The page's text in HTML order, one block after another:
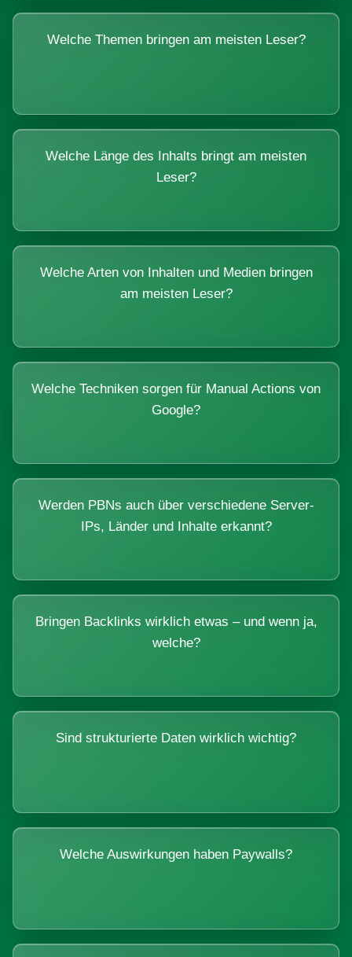
Welche Themen bringen am meisten Leser?
Welche Länge des Inhalts bringt am meisten
Leser?
Welche Arten von Inhalten und Medien bringen
am meisten Leser?
Welche Techniken sorgen für Manual Actions von
Google?
Werden PBNs auch über verschiedene Server-
IPs, Länder und Inhalte erkannt?
Bringen Backlinks wirklich etwas – und wenn ja,
welche?
Sind strukturierte Daten wirklich wichtig?
Welche Auswirkungen haben Paywalls?